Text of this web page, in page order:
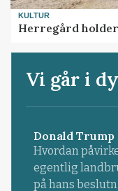
KULTUR
Herregård
Vi går i
Donald Trump
Hvordan
egentlig
på hans